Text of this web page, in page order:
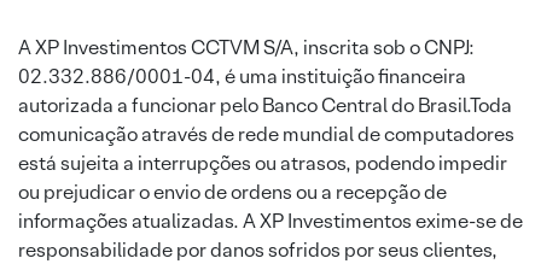
A XP Investimentos CCTVM S/A, inscrita sob o CNPJ:
02.332.886/0001-04, é uma instituição financeira
autorizada a funcionar pelo Banco Central do Brasil.Toda
comunicação através de rede mundial de computadores
está sujeita a interrupções ou atrasos, podendo impedir
ou prejudicar o envio de ordens ou a recepção de
informações atualizadas. A XP Investimentos exime-se de
responsabilidade por danos sofridos por seus clientes,